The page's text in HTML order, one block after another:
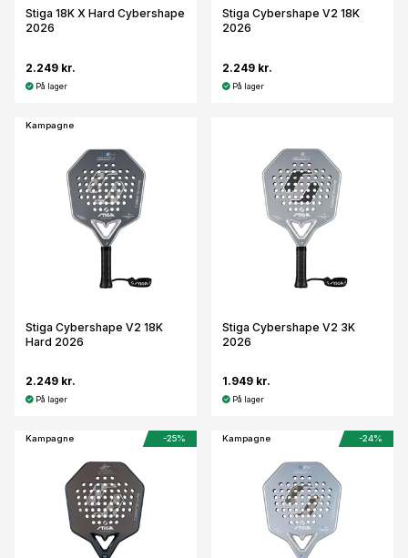
Stiga 18K X Hard Cybershape
2026
2.249 kr.
På lager
Stiga Cybershape V2 18K
2026
2.249 kr.
På lager
Kampagne
Stiga Cybershape V2 18K
Hard 2026
2.249 kr.
På lager
Stiga Cybershape V2 3K
2026
1.949 kr.
På lager
Kampagne -25% Kampagne -24%